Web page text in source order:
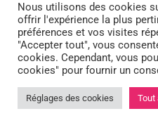

Nous utilisons des cookies
offrir l'expérience la plus
préférences et vos visites
"Accepter tout", vous
cookies. Cependant, vous
cookies" pour fournir un
Réglages des cookies Tout